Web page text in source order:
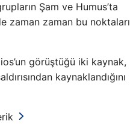
Şam ve Humus’ta
zaman zaman bu noktaları
görüştüğü iki kaynak,
kaynaklandığını